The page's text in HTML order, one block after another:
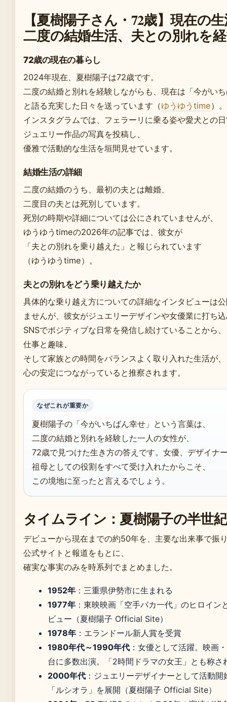
【夏樹陽子さん・72歳】現在の
二度の結婚生活、夫との別れを
72歳の現在の暮らし
2024年現在、夏樹陽子は72歳です。
二度の結婚と別れを経験しながらも、現在は「今がい
と語る充実した日々を送っています（ゆうゆうtime）。
インスタグラムでは、フェラーリに乗る姿や愛犬との
ジュエリー作品の写真を投稿し、
優雅で活動的な生活を垣間見せています。
結婚生活の詳細
二度の結婚のうち、最初の夫とは離婚、
二度目の夫とは死別しています。
死別の時期や詳細については公にされていませんが、
ゆうゆうtimeの2026年の記事では、彼女が
「夫との別れを乗り越えた」と報じられています
（ゆうゆうtime）。
夫との別れをどう乗り越えたか
具体的な乗り越え方についての詳細なインタビューは
ませんが、彼女がジュエリーデザインや女優業に打ち
SNSでポジティブな日常を発信し続けていることから、
仕事と趣味、
そして家族との時間をバランスよく取り入れた生活が、
心の安定につながっていると推察されます。
なぜこれが重要か
夏樹陽子の「今がいちばん幸せ」という言葉は、
二度の結婚と別れを経験した一人の女性が、
72歳で見つけた生き方の答えです。女優、デザイナ
祖母としての役割をすべて受け入れたからこそ、
この境地に至ったと言えるでしょう。
タイムライン：夏樹陽子の半世紀
デビューから現在までの約50年を、主要な出来事で振
公式サイトと報道をもとに、
確実な事実のみを時系列でまとめました。
1952年 ：三重県伊勢市に生まれる
1977年 ：東映映画「空手バカ一代」のヒロイン
ビュー（夏樹陽子 Official Site）
1978年 ：エランドール新人賞を受賞
1980年代～1990年代 ：女優として活躍。映画
台に多数出演。「2時間ドラマの女王」とも称さ
2000年代 ：ジュエリーデザイナーとして活動
「ルシオラ」を展開（夏樹陽子 Official Site）